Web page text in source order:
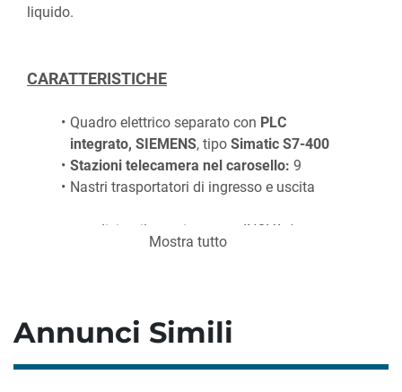
liquido.
CARATTERISTICHE
Quadro elettrico separato con PLC
integrato, SIEMENS, tipo Simatic S7-400
Stazioni telecamera nel carosello: 9
Nastri trasportatori di ingresso e uscita
con disimpilatore integrato INOVA /
OPTIMA, tipo SH 250
con etichettatrice integrata INOVA /
OPTIMA, tipo ESK 2411
Mostra tutto
Annunci Simili